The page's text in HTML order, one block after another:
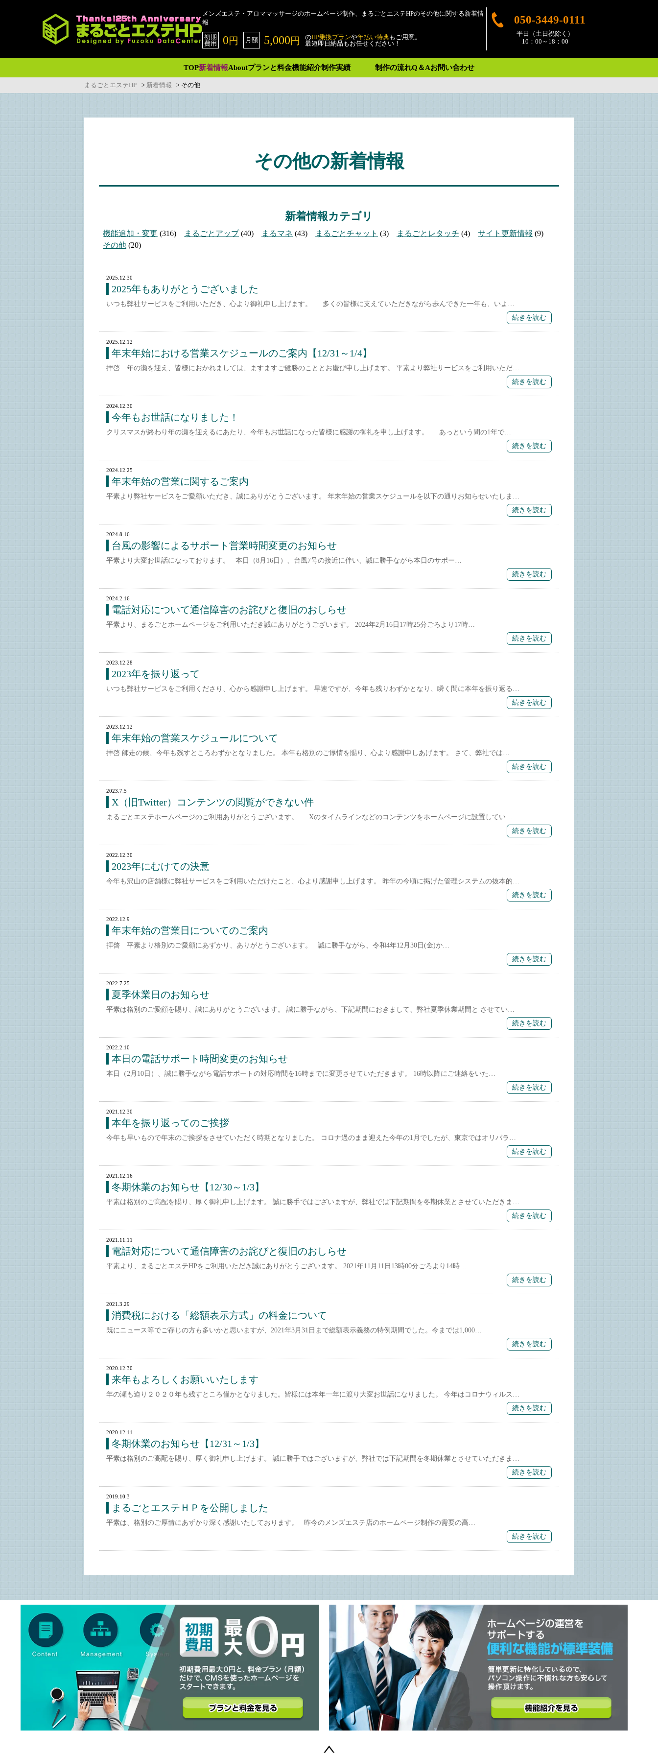
メンズエステ・アロママッサージのホームページ制作、まるごとエステHPのその他に関する新着情
報
初期
費用
0円 月額 5,000円 のHP乗換プランや年払い特典もご用意。
最短即日納品もお任せください！
050-3449-0111
平日（土日祝除く）
10：00～18：00
TOP新着情報Aboutプランと料金機能紹介制作実績 制作の流れQ＆Aお問い合わせ
まるごとエステHP > 新着情報 > その他
その他の新着情報
新着情報カテゴリ
機能追加・変更 (316) まるごとアップ(40) まるマネ (43) まるごとチャット (3) まるごとレタッチ (4) サイト更新情報 (9)
その他 (20)
2025.12.30
2025年もありがとうございました
いつも弊社サービスをご利用いただき、心より御礼申し上げます。 多くの皆様に支えていただきながら歩んできた一年も、いよ…
続きを読む
2025.12.12
年末年始における営業スケジュールのご案内【12/31～1/4】
拝啓 年の瀬を迎え、皆様におかれましては、ますますご健勝のこととお慶び申し上げます。 平素より弊社サービスをご利用いただ…
続きを読む
2024.12.30
今年もお世話になりました！
クリスマスが終わり年の瀬を迎えるにあたり、今年もお世話になった皆様に感謝の御礼を申し上げます。 あっという間の1年で…
続きを読む
2024.12.25
年末年始の営業に関するご案内
平素より弊社サービスをご愛顧いただき、誠にありがとうございます。 年末年始の営業スケジュールを以下の通りお知らせいたしま…
続きを読む
2024.8.16
台風の影響によるサポート営業時間変更のお知らせ
平素より大変お世話になっております。 本日（8月16日）、台風7号の接近に伴い、誠に勝手ながら本日のサポー…
続きを読む
2024.2.16
電話対応について通信障害のお詫びと復旧のおしらせ
平素より、まるごとホームページをご利用いただき誠にありがとうございます。 2024年2月16日17時25分ごろより17時…
続きを読む
2023.12.28
2023年を振り返って
いつも弊社サービスをご利用くださり、心から感謝申し上げます。 早速ですが、今年も残りわずかとなり、瞬く間に本年を振り返る…
続きを読む
2023.12.12
年末年始の営業スケジュールについて
拝啓 師走の候、今年も残すところわずかとなりました。 本年も格別のご厚情を賜り、心より感謝申しあげます。 さて、弊社では…
続きを読む
2023.7.5
X（旧Twitter）コンテンツの閲覧ができない件
まるごとエステホームページのご利用ありがとうございます。 Xのタイムラインなどのコンテンツをホームページに設置してい…
続きを読む
2022.12.30
2023年にむけての決意
今年も沢山の店舗様に弊社サービスをご利用いただけたこと、心より感謝申し上げます。 昨年の今頃に掲げた管理システムの抜本的…
続きを読む
2022.12.9
年末年始の営業日についてのご案内
拝啓 平素より格別のご愛顧にあずかり、ありがとうございます。 誠に勝手ながら、令和4年12月30日(金)か…
続きを読む
2022.7.25
夏季休業日のお知らせ
平素は格別のご愛顧を賜り、誠にありがとうございます。 誠に勝手ながら、下記期間におきまして、弊社夏季休業期間と させてい…
続きを読む
2022.2.10
本日の電話サポート時間変更のお知らせ
本日（2月10日）、誠に勝手ながら電話サポートの対応時間を16時までに変更させていただきます。 16時以降にご連絡をいた…
続きを読む
2021.12.30
本年を振り返ってのご挨拶
今年も早いもので年末のご挨拶をさせていただく時期となりました。 コロナ過のまま迎えた今年の1月でしたが、東京ではオリパラ…
続きを読む
2021.12.16
冬期休業のお知らせ【12/30～1/3】
平素は格別のご高配を賜り、厚く御礼申し上げます。 誠に勝手ではございますが、弊社では下記期間を冬期休業とさせていただきま…
続きを読む
2021.11.11
電話対応について通信障害のお詫びと復旧のおしらせ
平素より、まるごとエステHPをご利用いただき誠にありがとうございます。 2021年11月11日13時00分ごろより14時…
続きを読む
2021.3.29
消費税における「総額表示方式」の料金について
既にニュース等でご存じの方も多いかと思いますが、2021年3月31日まで総額表示義務の特例期間でした。今までは1,000…
続きを読む
2020.12.30
来年もよろしくお願いいたします
年の瀬も迫り２０２０年も残すところ僅かとなりました。皆様には本年一年に渡り大変お世話になりました。 今年はコロナウィルス…
続きを読む
2020.12.11
冬期休業のお知らせ【12/31～1/3】
平素は格別のご高配を賜り、厚く御礼申し上げます。 誠に勝手ではございますが、弊社では下記期間を冬期休業とさせていただきま…
続きを読む
2019.10.3
まるごとエステＨＰを公開しました
平素は、格別のご厚情にあずかり深く感謝いたしております。 昨今のメンズエステ店のホームページ制作の需要の高…
続きを読む